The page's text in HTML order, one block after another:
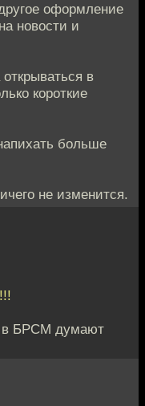
оформление
новости и
в
короткие
больше
не изменится.
в БРСМ думают